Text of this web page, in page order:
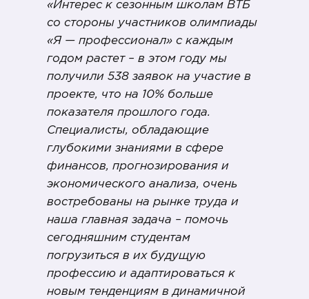
«Интерес к сезонным школам ВТБ
со стороны участников олимпиады
«Я — профессионал» с каждым
годом растет – в этом году мы
получили 538 заявок на участие в
проекте, что на 10% больше
показателя прошлого года.
Специалисты, обладающие
глубокими знаниями в сфере
финансов, прогнозирования и
экономического анализа, очень
востребованы на рынке труда и
наша главная задача – помочь
сегодняшним студентам
погрузиться в их будущую
профессию и адаптироваться к
новым тенденциям в динамичной